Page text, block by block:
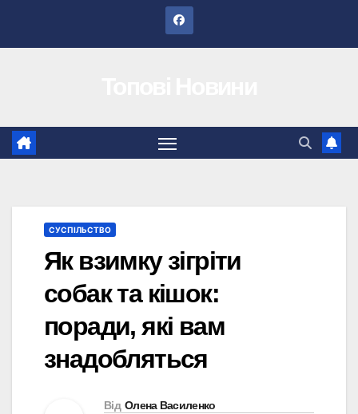
СУСПІЛЬСТВО
Як взимку зігріти
собак та кішок:
поради, які вам
знадобляться
Від Олена Василенко